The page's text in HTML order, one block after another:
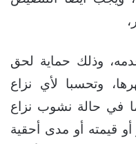
وذلك حماية لحق
وتحسبا لأي نزاع
في حالة نشوب نزاع
قيمته أو مدى أحقية